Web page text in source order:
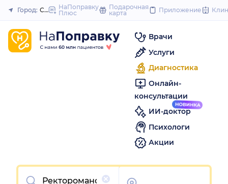
to
Закрыть
Город: СамараНаПоправку
Плюс
Подарочная
карта
Приложение
Врачи
Услуги
Диагностика
Онлайн-
консультации
ИИ-доктор
Психологи
Акции
Очистить